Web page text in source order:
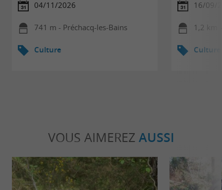
04/11/2026
741 m - Préchacq-les-Bains
Culture
16/09/
1,2 km
Culture
VOUS AIMEREZ AUSSI